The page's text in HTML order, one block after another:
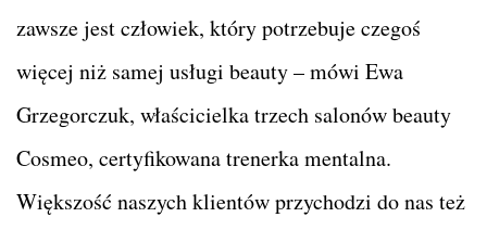
zawsze jest człowiek, który potrzebuje czegoś
więcej niż samej usługi beauty – mówi Ewa
Grzegorczuk, właścicielka trzech salonów beauty
Cosmeo, certyfikowana trenerka mentalna.
Większość naszych klientów przychodzi do nas też